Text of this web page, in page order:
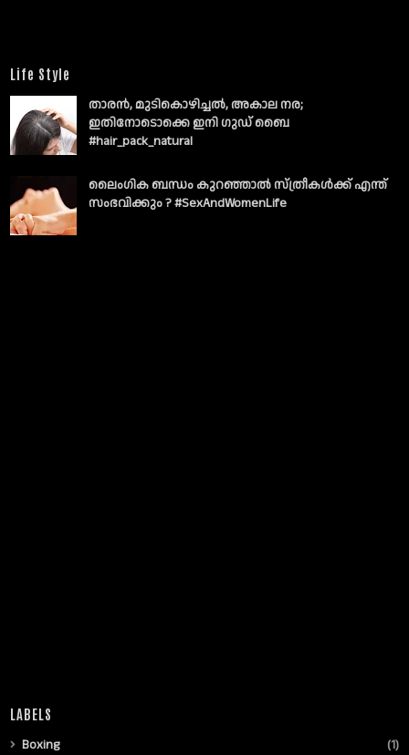
Life Style
താരൻ, മുടികൊഴിച്ചൽ, അകാല നര;
ഇതിനോടൊക്കെ ഇനി ഗുഡ് ബൈ
#hair_pack_natural
ലൈംഗിക ബന്ധം കുറഞ്ഞാല്‍ സ്ത്രീകള്‍ക്ക് എന്ത്
സംഭവിക്കും ? #SexAndWomenLife
LABELS
Boxing (1)